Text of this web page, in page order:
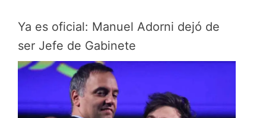
Ya es oficial: Manuel Adorni dejó de
ser Jefe de Gabinete